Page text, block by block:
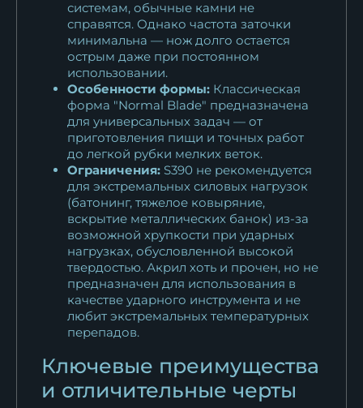
системам, обычные камни не
справятся. Однако частота заточки
минимальна — нож долго остается
острым даже при постоянном
использовании.
Особенности формы: Классическая
форма "Normal Blade" предназначена
для универсальных задач — от
приготовления пищи и точных работ
до легкой рубки мелких веток.
Ограничения: S390 не рекомендуется
для экстремальных силовых нагрузок
(батонинг, тяжелое ковыряние,
вскрытие металлических банок) из-за
возможной хрупкости при ударных
нагрузках, обусловленной высокой
твердостью. Акрил хоть и прочен, но не
предназначен для использования в
качестве ударного инструмента и не
любит экстремальных температурных
перепадов.
Ключевые преимущества
и отличительные черты